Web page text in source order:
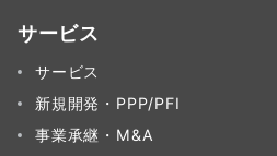
サービス
サービス
新規開発・PPP/PFI
事業承継・M&A